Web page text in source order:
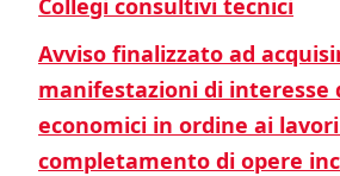
Collegi consultivi tecnici
Avviso finalizzato ad
manifestazioni di interesse
economici in ordine ai
completamento di opere